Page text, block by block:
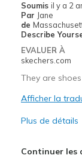
Travel
Width
Sizing
View On Shoes
Soumis il y a 2
Par Jane
de
Describe
EVALUER À
skechers.com
They are
Afficher la
Plus de détails
Continuer les